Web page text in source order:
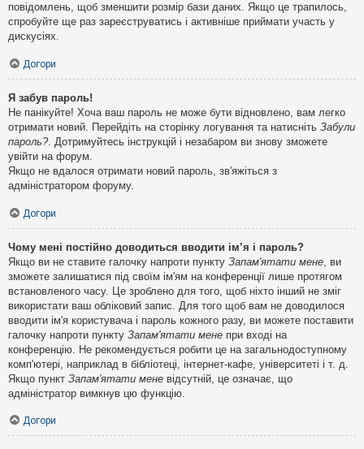
повідомлень, щоб зменшити розмір бази даних. Якщо це трапилось,
спробуйте ще раз зареєструватись і активніше приймати участь у
дискусіях.
Догори
Я забув пароль!
Не панікуйте! Хоча ваш пароль не може бути відновлено, вам легко
отримати новий. Перейдіть на сторінку логування та натисніть Забули
пароль?. Дотримуйтесь інструкцій і незабаром ви знову зможете
увійти на форум.
Якщо не вдалося отримати новий пароль, зв'яжіться з
адміністратором форуму.
Догори
Чому мені постійно доводиться вводити ім’я і пароль?
Якщо ви не ставите галочку напроти пункту Запам'ятати мене , ви
зможете залишатися під своїм ім'ям на конференції лише протягом
встановленого часу. Це зроблено для того, щоб ніхто інший не зміг
використати ваш обліковий запис. Для того щоб вам не доводилося
вводити ім'я користувача і пароль кожного разу, ви можете поставити
галочку напроти пункту Запам'ятати мене при вході на
конференцію. Не рекомендується робити це на загальнодоступному
комп'ютері, наприклад в бібліотеці, інтернет-кафе, університеті і т. д.
Якщо пункт Запам'ятати мене відсутній, це означає, що
адміністратор вимкнув цю функцію.
Догори